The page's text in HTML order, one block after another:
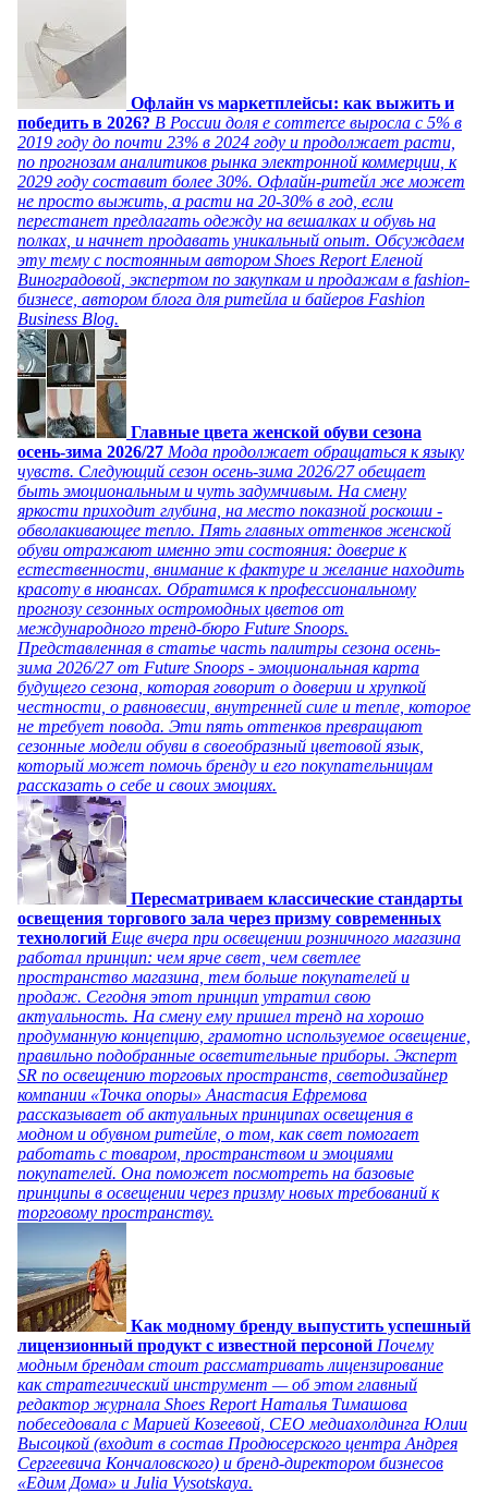
Офлайн vs маркетплейсы: как выжить и
победить в 2026? В России доля e commerce выросла с 5% в
2019 году до почти 23% в 2024 году и продолжает расти,
по прогнозам аналитиков рынка электронной коммерции, к
2029 году составит более 30%. Офлайн-ритейл же может
не просто выжить, а расти на 20-30% в год, если
перестанет предлагать одежду на вешалках и обувь на
полках, и начнет продавать уникальный опыт. Обсуждаем
эту тему с постоянным автором Shoes Report Еленой
Виноградовой, экспертом по закупкам и продажам в fashion-
бизнесе, автором блога для ритейла и байеров Fashion
Business Blog.
Главные цвета женской обуви сезона
осень-зима 2026/27 Мода продолжает обращаться к языку
чувств. Следующий сезон осень-зима 2026/27 обещает
быть эмоциональным и чуть задумчивым. На смену
яркости приходит глубина, на место показной роскоши -
обволакивающее тепло. Пять главных оттенков женской
обуви отражают именно эти состояния: доверие к
естественности, внимание к фактуре и желание находить
красоту в нюансах. Обратимся к профессиональному
прогнозу сезонных остромодных цветов от
международного тренд-бюро Future Snoops.
Представленная в статье часть палитры сезона осень-
зима 2026/27 от Future Snoops - эмоциональная карта
будущего сезона, которая говорит о доверии и хрупкой
честности, о равновесии, внутренней силе и тепле, которое
не требует повода. Эти пять оттенков превращают
сезонные модели обуви в своеобразный цветовой язык,
который может помочь бренду и его покупательницам
рассказать о себе и своих эмоциях.
Пересматриваем классические стандарты
освещения торгового зала через призму современных
технологий Еще вчера при освещении розничного магазина
работал принцип: чем ярче свет, чем светлее
пространство магазина, тем больше покупателей и
продаж. Сегодня этот принцип утратил свою
актуальность. На смену ему пришел тренд на хорошо
продуманную концепцию, грамотно используемое освещение,
правильно подобранные осветительные приборы. Эксперт
SR по освещению торговых пространств, светодизайнер
компании «Точка опоры» Анастасия Ефремова
рассказывает об актуальных принципах освещения в
модном и обувном ритейле, о том, как свет помогает
работать с товаром, пространством и эмоциями
покупателей. Она поможет посмотреть на базовые
принципы в освещении через призму новых требований к
торговому пространству.
Как модному бренду выпустить успешный
лицензионный продукт с известной персоной Почему
модным брендам стоит рассматривать лицензирование
как стратегический инструмент — об этом главный
редактор журнала Shoes Report Наталья Тимашова
побеседовала с Марией Козеевой, СЕО медиахолдинга Юлии
Высоцкой (входит в состав Продюсерского центра Андрея
Сергеевича Кончаловского) и бренд-директором бизнесов
«Едим Дома» и Julia Vysotskaya.